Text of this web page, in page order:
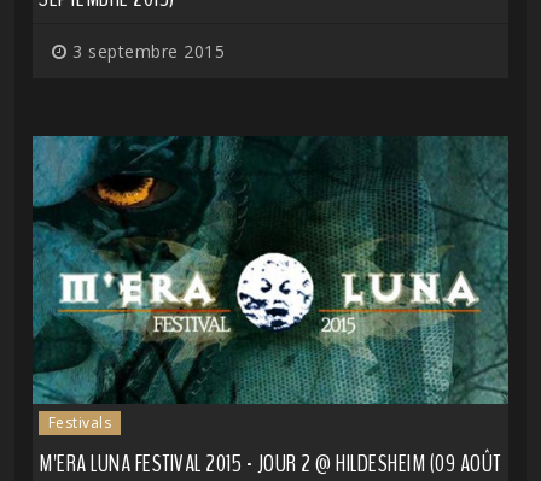
3 septembre 2015
Festivals
M'ERA LUNA FESTIVAL 2015 - JOUR 2 @ HILDESHEIM (09 AOÛT